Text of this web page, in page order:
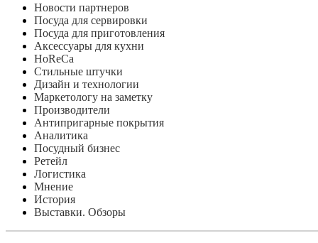
Новости партнеров
Посуда для сервировки
Посуда для приготовления
Аксессуары для кухни
HoReCa
Стильные штучки
Дизайн и технологии
Маркетологу на заметку
Производители
Антипригарные покрытия
Аналитика
Посудный бизнес
Ретейл
Логистика
Мнение
История
Выставки. Обзоры